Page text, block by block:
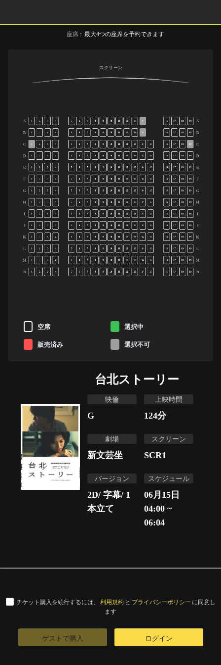
座席 : 最大4つの座席を予約できます
スクリーン
A
B
C
D
E
F
G
H
I
J
K
L
M
N
A
B
C
D
E
F
G
H
I
J
K
L
M
N
1 2 3 4 5 6 7 8 9 10 11 12 13 14 16 17 18 19
1 2 3 4 5 6 7 8 9 10 11 12 13 14 16 17 18 19
1 2 3 4 5 6 7 8 9 10 11 12 13 14 15 16 17 18 19
1 2 3 4 5 6 7 8 9 10 11 12 13 14 15 16 17 18 19
2 3 4 5 6 7 8 9 10 12 13 14 15 16 17 18 19
1 2 3 4 5 6 7 8 9 10 11 12 13 14 15 16 17 18 19
2 3 4 5 6 7 8 9 10 12 13 14 15 16 17 18 19
1 2 3 4 5 6 7 8 9 10 11 12 13 14 15 16 17 18 19
1 2 3 5 6 7 9 10 11 12 13 14 15 16 17 18 19
1 2 3 4 5 6 7 8 9 10 11 12 13 14 15 16 17 18 19
1 2 3 4 5 6 7 8 9 10 11 12 13 14 15 16 17 18 19
1 2 3 4 5 6 7 8 9 10 11 12 13 14 15 16 17 18 19
1 2 3 4 5 6 7 8 9 10 11 12 13 14 15 16 17 18 19
1 2 3 4 5 6 7 8 9 10 12 13 14 15 16 17 18 19
空席 選択中
販売済み 選択不可
台北ストーリー
映倫
G
上映時間
124分
劇場
新文芸坐
スクリーン
SCR1
バージョン
2D/ 字幕/ 1
本立て
スケジュール
06月15日
04:00 ~
06:04
チケット購入を続行するには、 利用規約 と プライバシーポリシー に同意し
ます
ゲストで購入 ログイン